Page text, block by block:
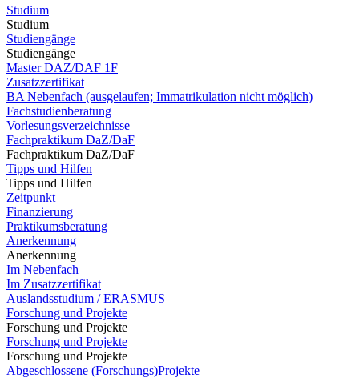
Studium
Studium
Studiengänge
Studiengänge
Master DAZ/DAF 1F
Zusatzzertifikat
BA Nebenfach (ausgelaufen; Immatrikulation nicht möglich)
Fachstudienberatung
Vorlesungsverzeichnisse
Fachpraktikum DaZ/DaF
Fachpraktikum DaZ/DaF
Tipps und Hilfen
Tipps und Hilfen
Zeitpunkt
Finanzierung
Praktikumsberatung
Anerkennung
Anerkennung
Im Nebenfach
Im Zusatzzertifikat
Auslandsstudium / ERASMUS
Forschung und Projekte
Forschung und Projekte
Forschung und Projekte
Forschung und Projekte
Abgeschlossene (Forschungs)Projekte